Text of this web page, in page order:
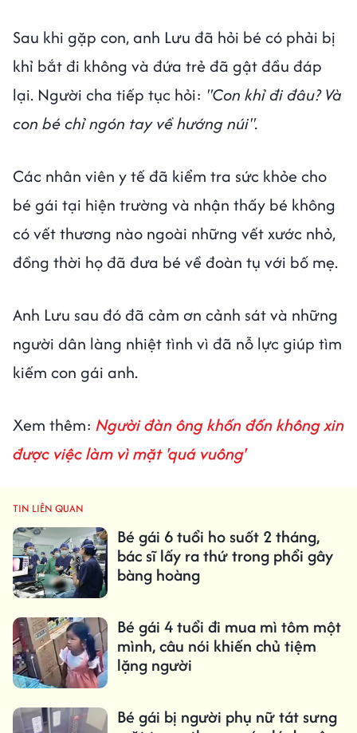
Sau khi gặp con, anh Lưu đã hỏi bé có phải bị
khỉ bắt đi không và đứa trẻ đã gật đầu đáp
lại. Người cha tiếp tục hỏi: "Con khỉ đi đâu? Và
con bé chỉ ngón tay về hướng núi".
Các nhân viên y tế đã kiểm tra sức khỏe cho
bé gái tại hiện trường và nhận thấy bé không
có vết thương nào ngoài những vết xước nhỏ,
đồng thời họ đã đưa bé về đoàn tụ với bố mẹ.
Anh Lưu sau đó đã cảm ơn cảnh sát và những
người dân làng nhiệt tình vì đã nỗ lực giúp tìm
kiếm con gái anh.
Xem thêm: Người đàn ông khốn đốn không xin
được việc làm vì mặt 'quá vuông'
TIN LIÊN QUAN
Bé gái 6 tuổi ho suốt 2 tháng,
bác sĩ lấy ra thứ trong phổi gây
bàng hoàng
Bé gái 4 tuổi đi mua mì tôm một
mình, câu nói khiến chủ tiệm
lặng người
Bé gái bị người phụ nữ tát sưng